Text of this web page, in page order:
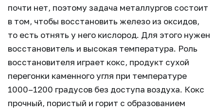
почти нет, поэтому задача металлургов состоит
в том, чтобы восстановить железо из оксидов,
то есть отнять у него кислород. Для этого нужен
восстановитель и высокая температура. Роль
восстановителя играет кокс, продукт сухой
перегонки каменного угля при температуре
1000–1200 градусов без доступа воздуха. Кокс
прочный, пористый и горит с образованием